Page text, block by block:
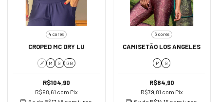
4 cores
CROPED MC DRY LU
P M G GG
R$104,90
R$98,61 com Pix
6 cores
CAMISETÃO LOS ANGELES
P G
R$84,90
R$79,81 com Pix